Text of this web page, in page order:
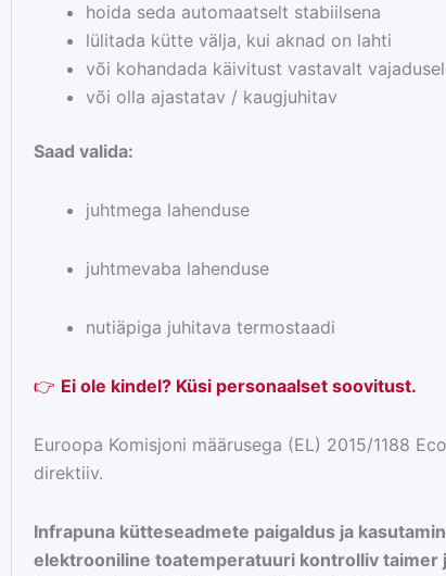
hoida seda automaatselt stabiilsena
lülitada kütte välja, kui aknad on lahti
või kohandada käivitust vastavalt
või olla ajastatav / kaugjuhitav
Saad valida:
juhtmega lahenduse
juhtmevaba lahenduse
nutiäpiga juhitava termostaadi
👉 Ei ole kindel? Küsi personaalset soovitust.
Euroopa Komisjoni määrusega (EL) 2015/1188
direktiiv.
Infrapuna kütteseadmete paigaldus ja
elektrooniline toatemperatuuri kontrolliv taimer